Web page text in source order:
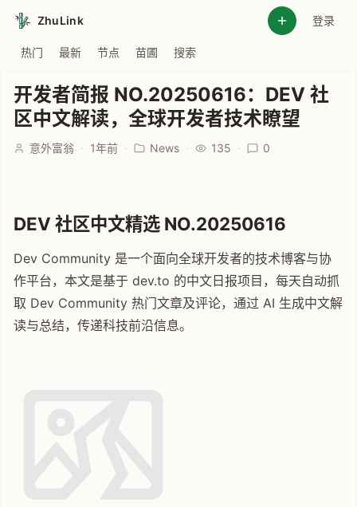
ZhuLink 登录
热门 最新 节点 苗圃 搜索
开发者简报 NO.20250616：DEV 社
区中文解读，全球开发者技术瞭望
意外富翁 · 1年前 · News · 135 · 0
DEV 社区中文精选 NO.20250616
Dev Community 是一个面向全球开发者的技术博客与协
作平台，本文是基于 dev.to 的中文日报项目，每天自动抓
取 Dev Community 热门文章及评论，通过 AI 生成中文解
读与总结，传递科技前沿信息。